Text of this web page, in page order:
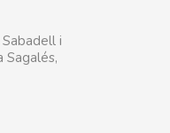
i
Sagalés,